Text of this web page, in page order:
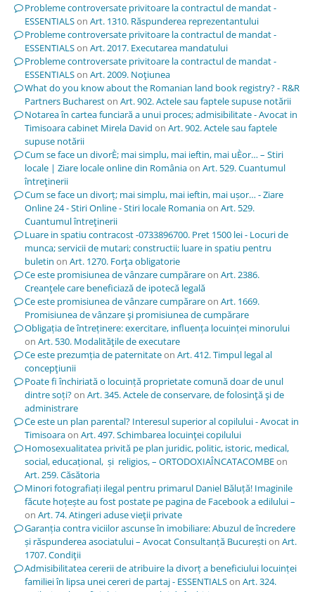
Probleme controversate privitoare la contractul de mandat -
ESSENTIALSon Art. 1310. Răspunderea reprezentantului
Probleme controversate privitoare la contractul de mandat -
ESSENTIALSon Art. 2017. Executarea mandatului
Probleme controversate privitoare la contractul de mandat -
ESSENTIALSon Art. 2009. Noţiunea
What do you know about the Romanian land book registry? - R&R
Partners Buchareston Art. 902. Actele sau faptele supuse notării
Notarea în cartea funciară a unui proces; admisibilitate - Avocat in
Timisoara cabinet Mirela David on Art. 902. Actele sau faptele
supuse notării
Cum se face un divorÈ; mai simplu, mai ieftin, mai uÈor… – Stiri
locale | Ziare locale online din Româniaon Art. 529. Cuantumul
întreţinerii
Cum se face un divorț; mai simplu, mai ieftin, mai ușor… - Ziare
Online 24 - Stiri Online - Stiri locale Romaniaon Art. 529.
Cuantumul întreţinerii
Luare in spatiu contracost -0733896700. Pret 1500 lei - Locuri de
munca; servicii de mutari; constructii; luare in spatiu pentru
buletin on Art. 1270. Forţa obligatorie
Ce este promisiunea de vânzare cumpărareon Art. 2386.
Creanţele care beneficiază de ipotecă legală
Ce este promisiunea de vânzare cumpărareon Art. 1669.
Promisiunea de vânzare şi promisiunea de cumpărare
Obligația de întreținere: exercitare, influența locuinței minorului
on Art. 530. Modalităţile de executare
Ce este prezumția de paternitateon Art. 412. Timpul legal al
concepţiunii
Poate fi închiriată o locuință proprietate comună doar de unul
dintre soți?on Art. 345. Actele de conservare, de folosinţă şi de
administrare
Ce este un plan parental? Interesul superior al copilului - Avocat in
Timisoaraon Art. 497. Schimbarea locuinţei copilului
Homosexualitatea privită pe plan juridic, politic, istoric, medical,
social, educațional, și religios, – ORTODOXIAÎNCATACOMBEon
Art. 259. Căsătoria
Minori fotografiați ilegal pentru primarul Daniel Băluță! Imaginile
făcute hoțește au fost postate pe pagina de Facebook a edilului –
on Art. 74. Atingeri aduse vieţii private
Garanția contra viciilor ascunse în imobiliare: Abuzul de încredere
și răspunderea asociatului – Avocat Consultanță Bucureștion Art.
1707. Condiţii
Admisibilitatea cererii de atribuire la divorț a beneficiului locuinței
familiei în lipsa unei cereri de partaj - ESSENTIALSon Art. 324.